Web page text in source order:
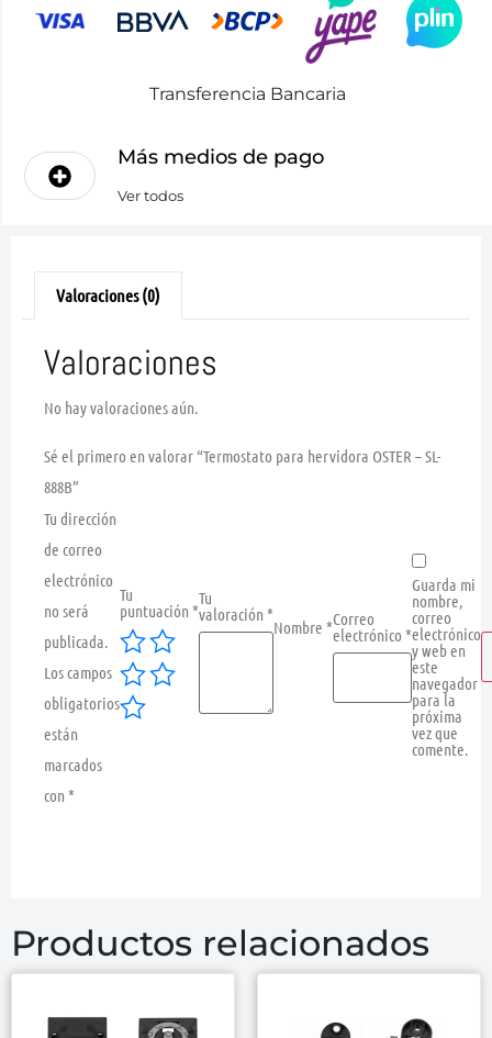
Transferencia Bancaria
Más medios de pago
Ver todos
Valoraciones (0)
Valoraciones
No hay valoraciones aún.
Sé el primero en valorar “Termostato para hervidora OSTER – SL-
888B”
Tu dirección
de correo
electrónico
no será
publicada.
Los campos
obligatorios
están
marcados
con *
Tu
puntuación *
Tu
valoración *
Nombre *Correo
electrónico *
Guarda mi
nombre,
correo
electrónico
y web en
este
navegador
para la
próxima
vez que
comente.
Productos relacionados